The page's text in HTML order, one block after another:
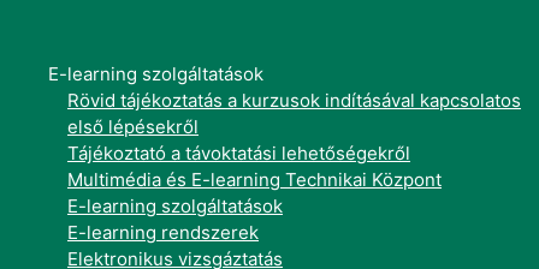
E-learning szolgáltatások
Rövid tájékoztatás a kurzusok indításával kapcsolatos
első lépésekről
Tájékoztató a távoktatási lehetőségekről
Multimédia és E-learning Technikai Központ
E-learning szolgáltatások
E-learning rendszerek
Elektronikus vizsgáztatás